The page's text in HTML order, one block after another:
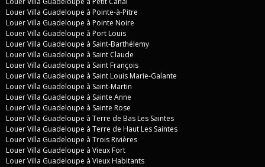
Louer Villa Guadeloupe à Pointe-à-Pitre
Louer Villa Guadeloupe à Pointe Noire
Louer Villa Guadeloupe à Port Louis
Louer Villa Guadeloupe à Saint-Barthélemy
Louer Villa Guadeloupe à Saint Claude
Louer Villa Guadeloupe à Saint François
Louer Villa Guadeloupe à Saint Louis Marie-Galante
Louer Villa Guadeloupe à Saint-Martin
Louer Villa Guadeloupe à Sainte Anne
Louer Villa Guadeloupe à Sainte Rose
Louer Villa Guadeloupe à Terre de Bas Les Saintes
Louer Villa Guadeloupe à Terre de Haut Les Saintes
Louer Villa Guadeloupe à Trois Rivières
Louer Villa Guadeloupe à Vieux Fort
Louer Villa Guadeloupe à Vieux Habitants